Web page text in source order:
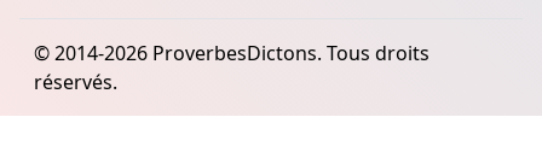
© 2014-2026 ProverbesDictons. Tous droits
réservés.